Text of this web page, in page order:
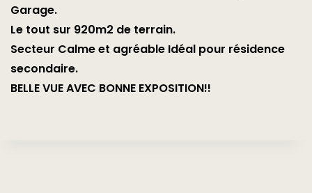
Garage.
Le tout sur 920m2 de terrain.
Secteur Calme et agréable Idéal pour résidence
secondaire.
BELLE VUE AVEC BONNE EXPOSITION!!